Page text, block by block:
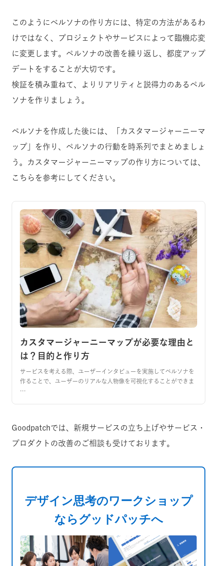
このようにぺルソナの作り方には、特定の方法があるわ
けではなく、プロジェクトやサービスによって臨機応変
に変更します。ペルソナの改善を繰り返し、都度アップ
デートをすることが大切です。
検証を積み重ねて、よりリアリティと説得力のあるペル
ソナを作りましょう。
ペルソナを作成した後には、「カスタマージャーニーマ
ップ」を作り、ペルソナの行動を時系列でまとめましょ
う。カスタマージャーニーマップの作り方については、
こちらを参考にしてください。
カスタマージャーニーマップが必要な理由と
は？目的と作り方
サービスを考える際、ユーザーインタビューを実施してペルソナを
作ることで、ユーザーのリアルな人物像を可視化することができま
…
Goodpatchでは、新規サービスの立ち上げやサービス・
プロダクトの改善のご相談も受けております。
デザイン思考のワークショップ
ならグッドパッチへ